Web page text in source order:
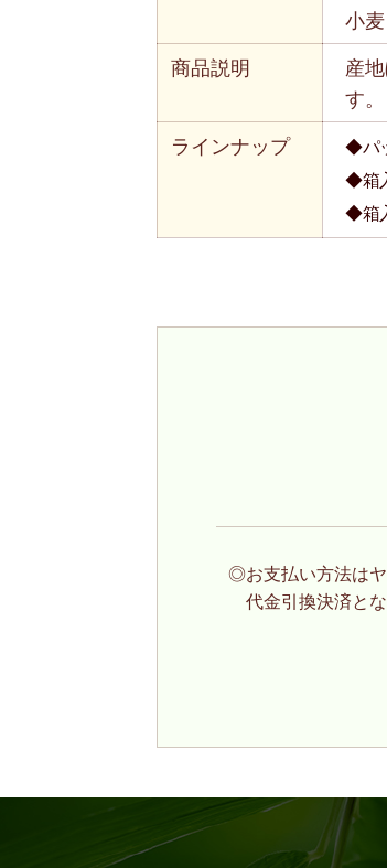
小麦
商品説明
産
す。
ラインナップ
◆パ
◆箱
◆箱
◎お支払い方法は
代金引換決済とな